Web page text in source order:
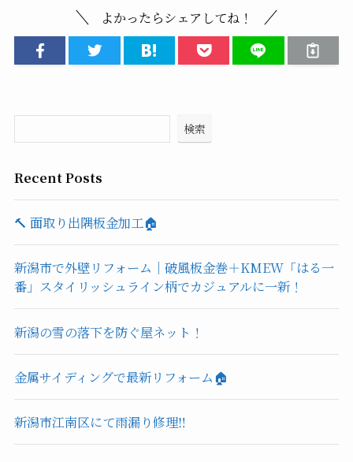
よかったらシェアしてね！
検索
Recent Posts
🔨 面取り出隅板金加工🏠
新潟市で外壁リフォーム｜破風板金巻＋KMEW「はる一
番」スタイリッシュライン柄でカジュアルに一新！
新潟の雪の落下を防ぐ屋ネット！
金属サイディングで最新リフォーム🏠
新潟市江南区にて雨漏り修理‼️